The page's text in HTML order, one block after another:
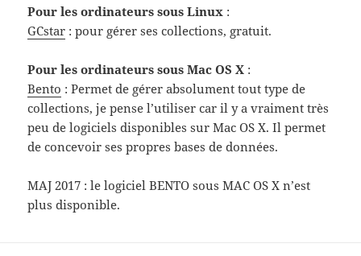
Pour les ordinateurs sous Linux :
GCstar : pour gérer ses collections, gratuit.
Pour les ordinateurs sous Mac OS X :
Bento : Permet de gérer absolument tout type de
collections, je pense l’utiliser car il y a vraiment très
peu de logiciels disponibles sur Mac OS X. Il permet
de concevoir ses propres bases de données.
MAJ 2017 : le logiciel BENTO sous MAC OS X n’est
plus disponible.